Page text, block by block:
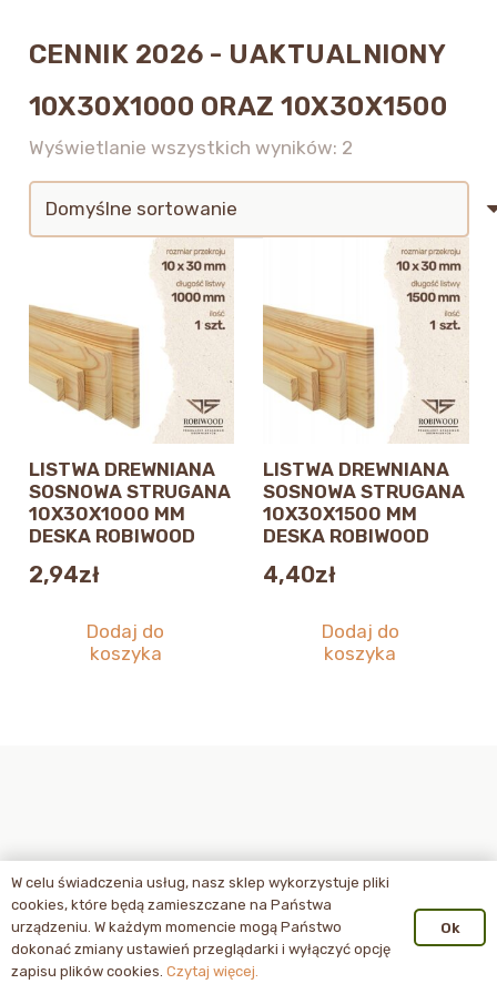
CENNIK 2026 - UAKTUALNIONY
10X30X1000 ORAZ 10X30X1500
Wyświetlanie wszystkich wyników: 2
LISTWA DREWNIANA
SOSNOWA STRUGANA
10X30X1000 MM
DESKA ROBIWOOD
2,94zł
Dodaj do
koszyka
LISTWA DREWNIANA
SOSNOWA STRUGANA
10X30X1500 MM
DESKA ROBIWOOD
4,40zł
Dodaj do
koszyka
W celu świadczenia usług, nasz sklep wykorzystuje pliki
cookies, które będą zamieszczane na Państwa
urządzeniu. W każdym momencie mogą Państwo
dokonać zmiany ustawień przeglądarki i wyłączyć opcję
zapisu plików cookies. Czytaj więcej.
Ok